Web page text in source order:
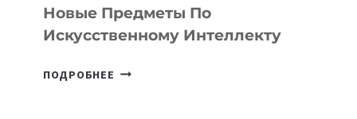
Новые Предметы По
Искусственному Интеллекту
ПОДРОБНЕЕ В